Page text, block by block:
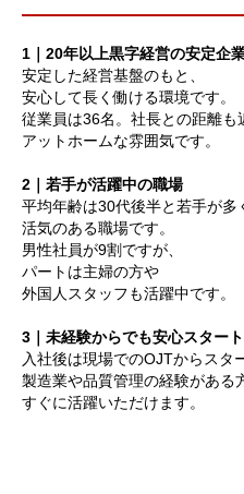
1｜20年以上黒字経営の安定企
安定した経営基盤のもと、
安心して長く働ける環境です。
従業員は36名。社長との距離も
アットホームな雰囲気です。
2｜若手が活躍中の職場
平均年齢は30代後半と若手が多
活気のある職場です。
男性社員が9割ですが、
パートは主婦の方や
外国人スタッフも活躍中です。
3｜未経験からでも安心スタート
入社後は現場でのOJTからスタ
製造業や品質管理の経験がある
すぐに活躍いただけます。